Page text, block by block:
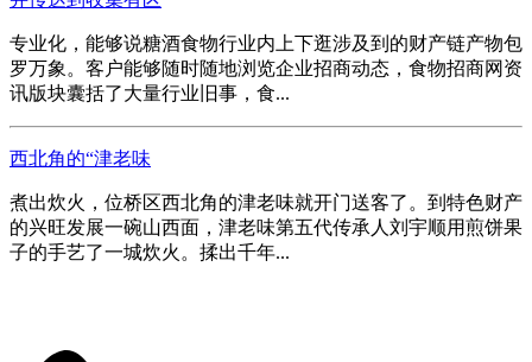
专业化，能够说糖酒食物行业内上下逛涉及到的财产链产物包
罗万象。客户能够随时随地浏览企业招商动态，食物招商网资
讯版块囊括了大量行业旧事，食...
西北角的“津老味
煮出炊火，位桥区西北角的津老味就开门送客了。到特色财产
的兴旺发展一碗山西面，津老味第五代传承人刘宇顺用煎饼果
子的手艺了一城炊火。揉出千年...